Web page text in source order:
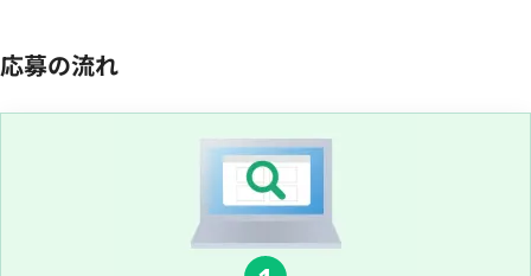
応募の流れ